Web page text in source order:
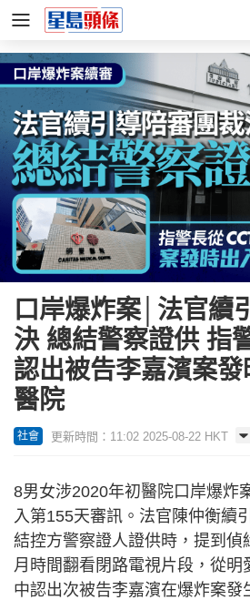
口岸爆炸案│法官續
決 總結警察證供 指
認出被告李嘉濱案
醫院
社會 更新時間：11:02 2025-08-22 HKT
8男女涉2020年初醫院口岸爆炸
入第155天審訊。法官陳仲衡續
結控方警察證人證供時，提到偵
月時間翻看閉路電視片段，從明
中認出次被告李嘉濱在爆炸案發